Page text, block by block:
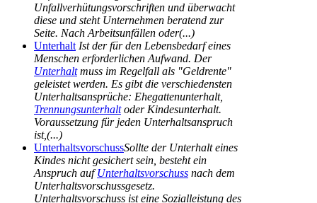
Unfallverhütungsvorschriften und überwacht
diese und steht Unternehmen beratend zur
Seite. Nach Arbeitsunfällen oder(...)
Unterhalt Ist der für den Lebensbedarf eines
Menschen erforderlichen Aufwand. Der
Unterhaltmuss im Regelfall als "Geldrente"
geleistet werden. Es gibt die verschiedensten
Unterhaltsansprüche: Ehegattenunterhalt,
Trennungsunterhaltoder Kindesunterhalt.
Voraussetzung für jeden Unterhaltsanspruch
ist,(...)
UnterhaltsvorschussSollte der Unterhalt eines
Kindes nicht gesichert sein, besteht ein
Anspruch aufUnterhaltsvorschuss nach dem
Unterhaltsvorschussgesetz.
Unterhaltsvorschuss ist eine Sozialleistung des